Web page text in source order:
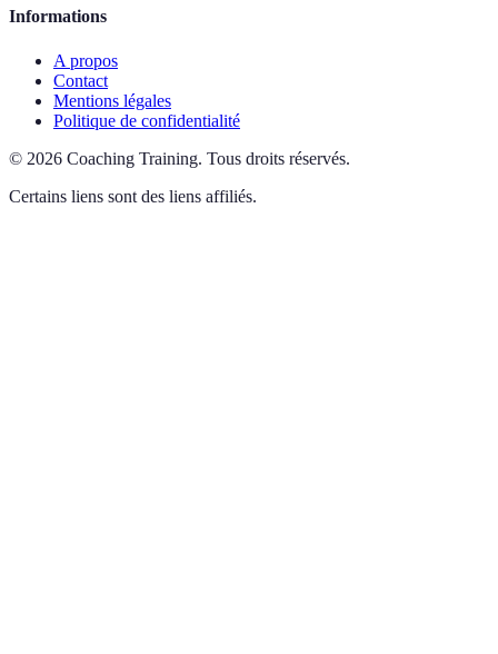
Informations
A propos
Contact
Mentions légales
Politique de confidentialité
© 2026 Coaching Training. Tous droits réservés.
Certains liens sont des liens affiliés.